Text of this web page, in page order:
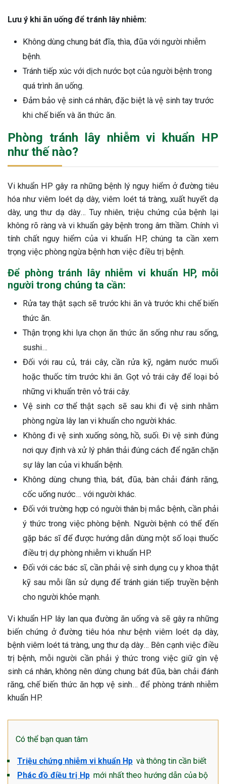
Lưu ý khi ăn uống để tránh lây nhiễm:
Không dùng chung bát đĩa, thìa, đũa với người nhiễm
bệnh.
Tránh tiếp xúc với dịch nước bọt của người bệnh trong
quá trình ăn uống.
Đảm bảo vệ sinh cá nhân, đặc biệt là vệ sinh tay trước
khi chế biến và ăn thức ăn.
Phòng tránh lây nhiễm vi khuẩn HP
như thế nào?
Vi khuẩn HP gây ra những bệnh lý nguy hiểm ở đường tiêu
hóa như viêm loét dạ dày, viêm loét tá tràng, xuất huyết dạ
dày, ung thư dạ dày… Tuy nhiên, triệu chứng của bệnh lại
không rõ ràng và vi khuẩn gây bệnh trong âm thầm. Chính vì
tính chất nguy hiểm của vi khuẩn HP, chúng ta cần xem
trọng việc phòng ngừa bệnh hơn việc điều trị bệnh.
Để phòng tránh lây nhiễm vi khuẩn HP, mỗi
người trong chúng ta cần:
Rửa tay thật sạch sẽ trước khi ăn và trước khi chế biến
thức ăn.
Thận trọng khi lựa chọn ăn thức ăn sống như rau sống,
sushi…
Đối với rau củ, trái cây, cần rửa kỹ, ngâm nước muối
hoặc thuốc tím trước khi ăn. Gọt vỏ trái cây để loại bỏ
những vi khuẩn trên vỏ trái cây.
Vệ sinh cơ thể thật sạch sẽ sau khi đi vệ sinh nhằm
phòng ngừa lây lan vi khuẩn cho người khác.
Không đi vệ sinh xuống sông, hồ, suối. Đi vệ sinh đúng
nơi quy định và xử lý phân thải đúng cách để ngăn chặn
sự lây lan của vi khuẩn bệnh.
Không dùng chung thìa, bát, đũa, bàn chải đánh răng,
cốc uống nước… với người khác.
Đối với trường hợp có người thân bị mắc bệnh, cần phải
ý thức trong việc phòng bệnh. Người bệnh có thể đến
gặp bác sĩ để được hướng dẫn dùng một số loại thuốc
điều trị dự phòng nhiễm vi khuẩn HP.
Đối với các bác sĩ, cần phải vệ sinh dụng cụ y khoa thật
kỹ sau mỗi lần sử dụng để tránh gián tiếp truyền bệnh
cho người khỏe mạnh.
Vi khuẩn HP lây lan qua đường ăn uống và sẽ gây ra những
biến chứng ở đường tiêu hóa như bệnh viêm loét dạ dày,
bệnh viêm loét tá tràng, ung thư dạ dày… Bên cạnh việc điều
trị bệnh, mỗi người cần phải ý thức trong việc giữ gìn vệ
sinh cá nhân, không nên dùng chung bát đũa, bàn chải đánh
răng, chế biến thức ăn hợp vệ sinh… để phòng tránh nhiễm
khuẩn HP.
Có thể bạn quan tâm
Triệu chứng nhiễm vi khuẩn Hp và thông tin cần biết
Phác đồ điều trị Hp mới nhất theo hướng dẫn của bộ